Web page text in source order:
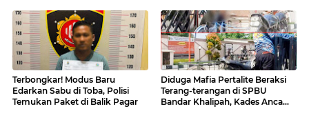
Terbongkar! Modus Baru
Edarkan Sabu di Toba, Polisi
Temukan Paket di Balik Pagar
Diduga Mafia Pertalite Beraksi
Terang-terangan di SPBU
Bandar Khalipah, Kades Ancam